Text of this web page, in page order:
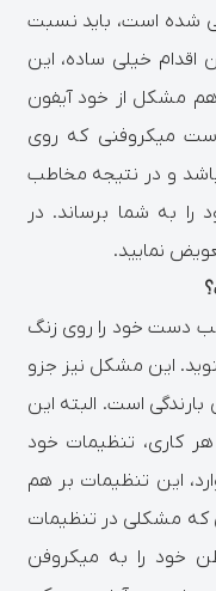
شده است، باید نسبت
اقدام خیلی ساده، این
مشکل از خود آیفون
میکروفنی که روی
و در نتیجه مخاطب
را به شما برساند. در
نمایید.
دست خود را روی زنگ
این مشکل نیز جزو
است. البته این
کاری، تنظیمات خود
این تنظیمات بر هم
که مشکلی در تنظیمات
خود را به میکروفن